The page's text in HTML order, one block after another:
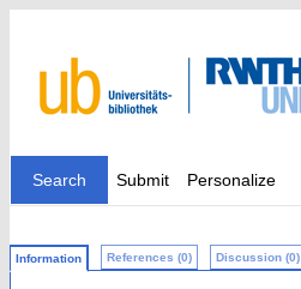
Search Submit Personalize
Information References (0) Discussion (0)